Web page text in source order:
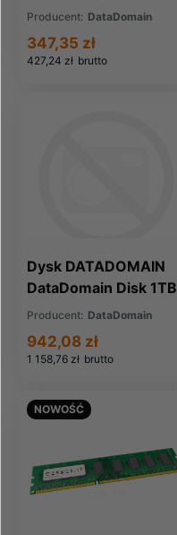
PS)
Producent: DataDomain
427,24 zł brutto
347,35 zł
Dysk DATADOMAIN
DataDomain Disk 1TB
SATA Disk for ES20
Expansion (0955287-
02)
Producent: DataDomain
1 158,76 zł brutto
942,08 zł
NOWOŚĆ